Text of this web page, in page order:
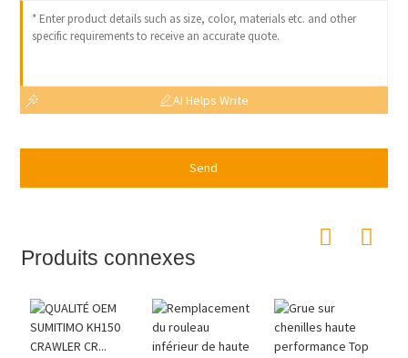
AI Helps Write
Send
Produits connexes